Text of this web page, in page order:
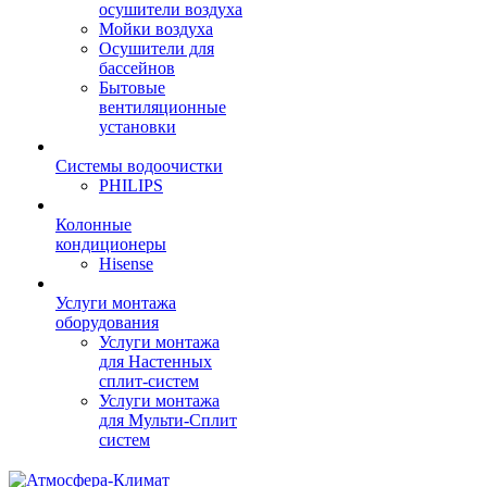
осушители воздуха
Мойки воздуха
Осушители для
бассейнов
Бытовые
вентиляционные
установки
Системы водоочистки
PHILIPS
Колонные
кондиционеры
Hisense
Услуги монтажа
оборудования
Услуги монтажа
для Настенных
сплит-систем
Услуги монтажа
для Мульти-Сплит
систем